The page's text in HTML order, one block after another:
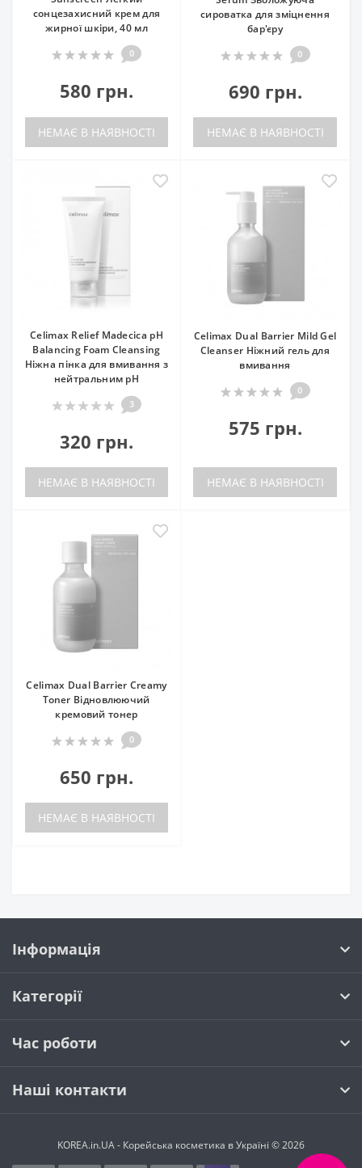
сонцезахисний крем для
жирної шкіри, 40 мл
0
580 грн.
НЕМАЄ В НАЯВНОСТІ
сироватка для зміцнення
бар'єру
0
690 грн.
НЕМАЄ В НАЯВНОСТІ
Celimax Relief Madecica pH
Balancing Foam Cleansing
Ніжна пінка для вмивання з
нейтральним pH
3
320 грн.
НЕМАЄ В НАЯВНОСТІ
Celimax Dual Barrier Mild Gel
Cleanser Ніжний гель для
вмивання
0
575 грн.
НЕМАЄ В НАЯВНОСТІ
Celimax Dual Barrier Creamy
Toner Відновлюючий
кремовий тонер
0
650 грн.
НЕМАЄ В НАЯВНОСТІ
Інформація
Категорії
Час роботи
Наші контакти
KOREA.in.UA - Корейська косметика в Україні © 2026